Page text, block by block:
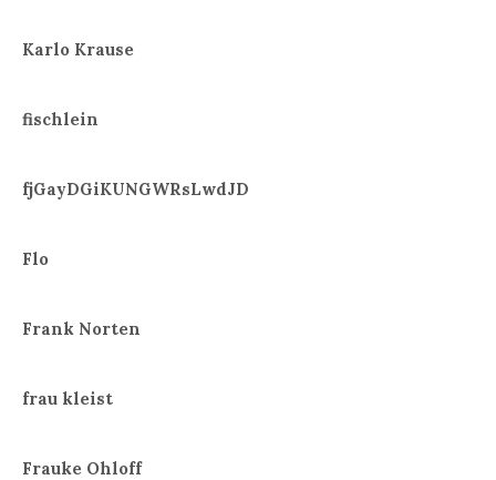
Karlo Krause
fischlein
fjGayDGiKUNGWRsLwdJD
Flo
Frank Norten
frau kleist
Frauke Ohloff